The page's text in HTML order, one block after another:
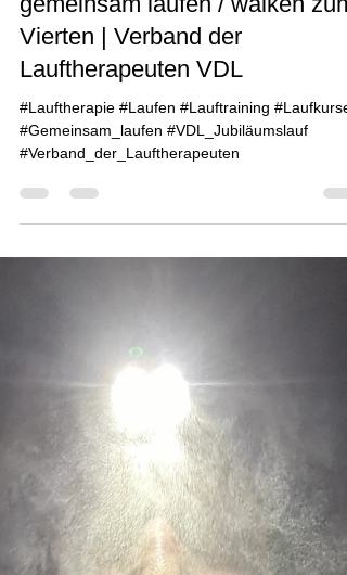
Dr. Burkhard Boenigk
14. Okt. 2024
Virtuell und kommunikativ
gemeinsam laufen / walken zum
Vierten | Verband der
Lauftherapeuten VDL
#Lauftherapie #Laufen #Lauftraining #Laufkurse